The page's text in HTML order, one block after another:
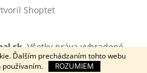
Ďalším prechádzaním tohto webu
používaním.
ROZUMIEM
Shoptet
. Všetky práva vyhradené.